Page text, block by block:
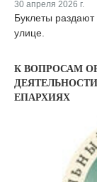
30 апреля 2026 г.
Буклеты
улице.
К ВОПРОСАМ
ЕПАРХИЯХ